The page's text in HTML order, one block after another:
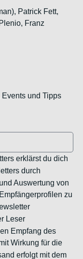
Patrick Fett,
Franz
Events und Tipps
erklärst du dich
durch
Auswertung von
zu
Leser
Empfang des
Wirkung für die
erfolgt mit dem